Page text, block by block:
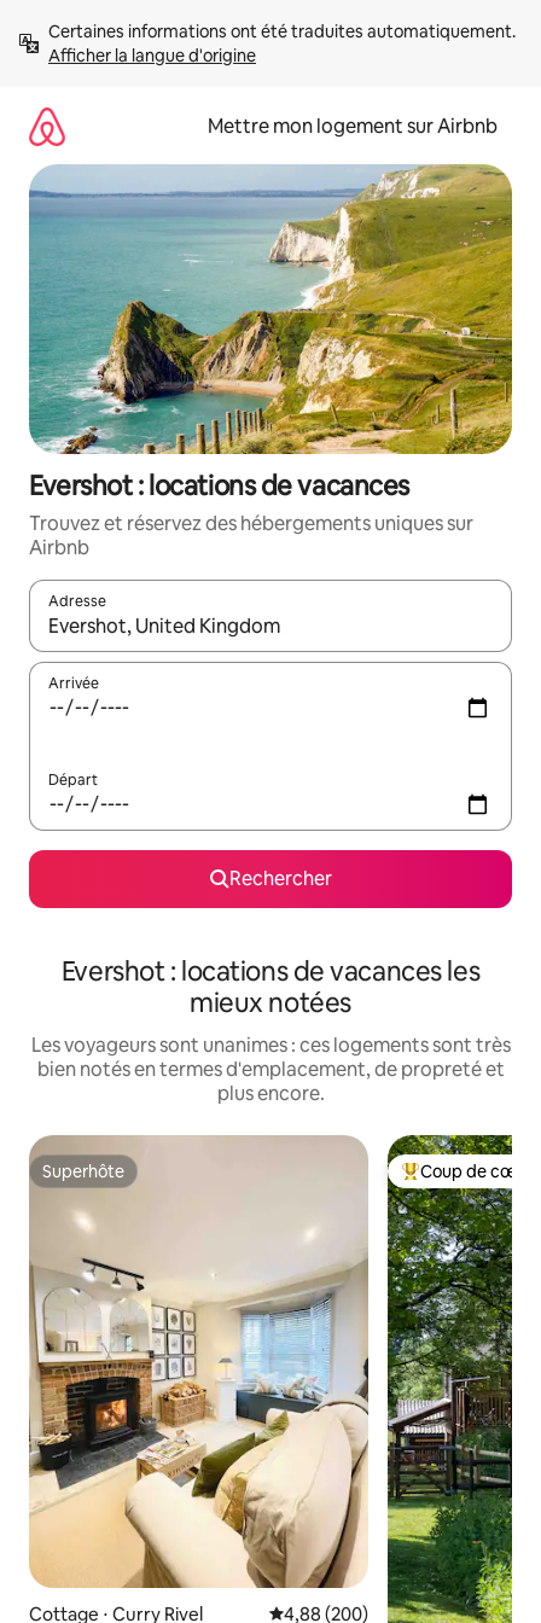
directement
Afficher la langue d'origine
Mettre mon logement sur Airbnb
Evershot : locations de vacances
Trouvez et réservez des hébergements uniques sur
Airbnb
Adresse
Lorsque les résultats s'affichent, utilisez les flèches vers le
Arrivée
Départ
Rechercher
Evershot : locations de vacances les
mieux notées
Les voyageurs sont unanimes : ces logements sont très
bien notés en termes d'emplacement, de propreté et
plus encore.
Superhôte
Superhôte
Cottage ⋅ Curry Rivel Évaluation moyenne sur la
4,88 (200)
Coups de cœur
Coup de cœur